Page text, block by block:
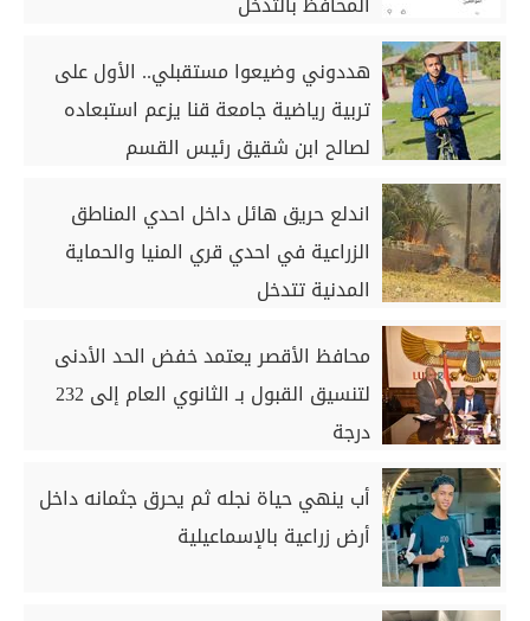
هددوني وضيعوا مستقبلي.. الأول على
تربية رياضية جامعة قنا يزعم استبعاده
لصالح ابن شقيق رئيس القسم
اندلع حريق هائل داخل احدي المناطق
الزراعية في احدي قري المنيا والحماية
المدنية تتدخل
محافظ الأقصر يعتمد خفض الحد الأدنى
لتنسيق القبول بـ الثانوي العام إلى 232
درجة
أب ينهي حياة نجله ثم يحرق جثمانه داخل
أرض زراعية بالإسماعيلية